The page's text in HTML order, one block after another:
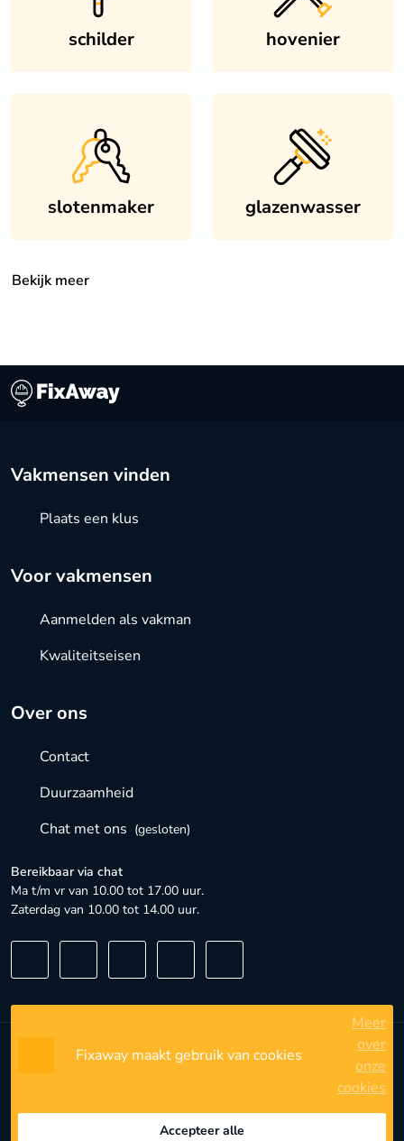
schilder hovenier
slotenmaker glazenwasser
Bekijk meer
Over ons
Contact
Duurzaamheid
Chat met ons (gesloten)
Bereikbaar via chat
Ma t/m vr van 10.00 tot 17.00 uur.
Zaterdag van 10.00 tot 14.00 uur.
Vakmensen vinden
Plaats een klus
Voor vakmensen
Aanmelden als vakman
Kwaliteitseisen
Algemene voorwaarden
Privacyinstellingen
Fixaway maakt gebruik van cookies
Meer
over
onze
cookies
Accepteer alle